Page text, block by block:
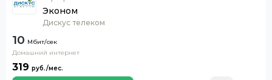
Эконом
Дискус телеком
10
Домашний интернет
319